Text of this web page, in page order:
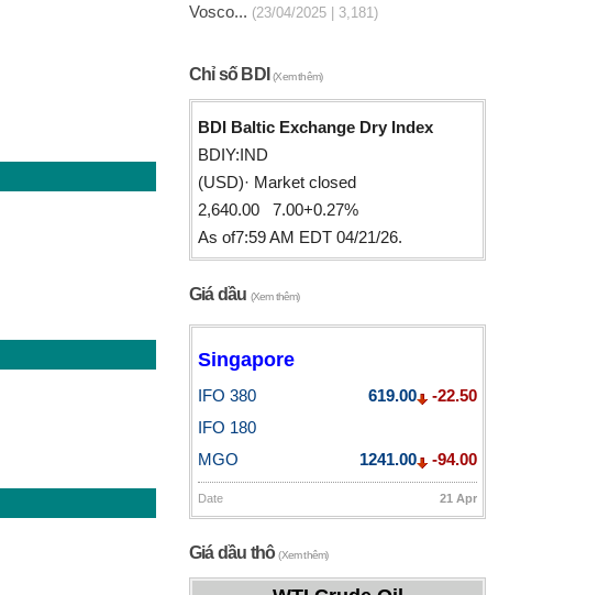
Vosco... (23/04/2025 | 3,181)
Chỉ số BDI(Xem thêm)
BDI Baltic Exchange Dry Index
BDIY:IND
(USD)· Market closed
2,640.00 7.00+0.27%
As of7:59 AM EDT 04/21/26.
Giá dầu (Xem thêm)
Singapore
IFO 380 619.00
-22.50
IFO 180
MGO
1241.00 -94.00
Date 21 Apr
Giá dầu thô(Xem thêm)